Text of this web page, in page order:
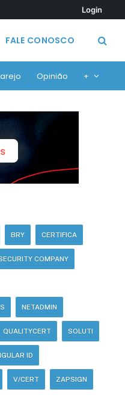
Login
FALE CONOSCO
Opinião +
BRY CERTIFICA
COMPANY
NETADMIN
QUALITYCERT SOLUTI
ID
V/CERT ZAPSIGN